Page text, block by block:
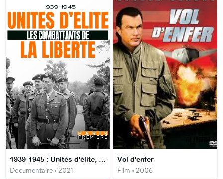
1939-1945 : Unités d'élite, Les Combattants de la Liberté
Documentaire • 2021
Vol d'enfer
Film • 2006